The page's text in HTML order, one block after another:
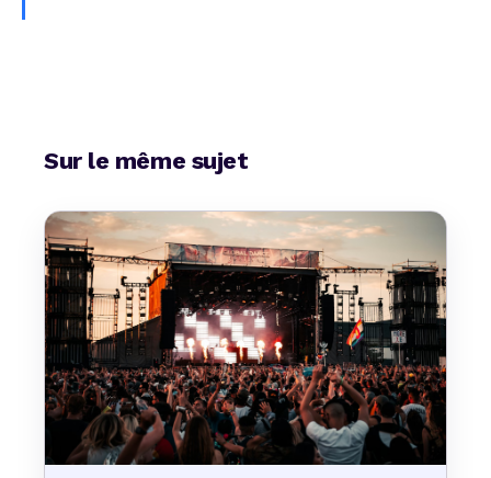
Sur le même sujet